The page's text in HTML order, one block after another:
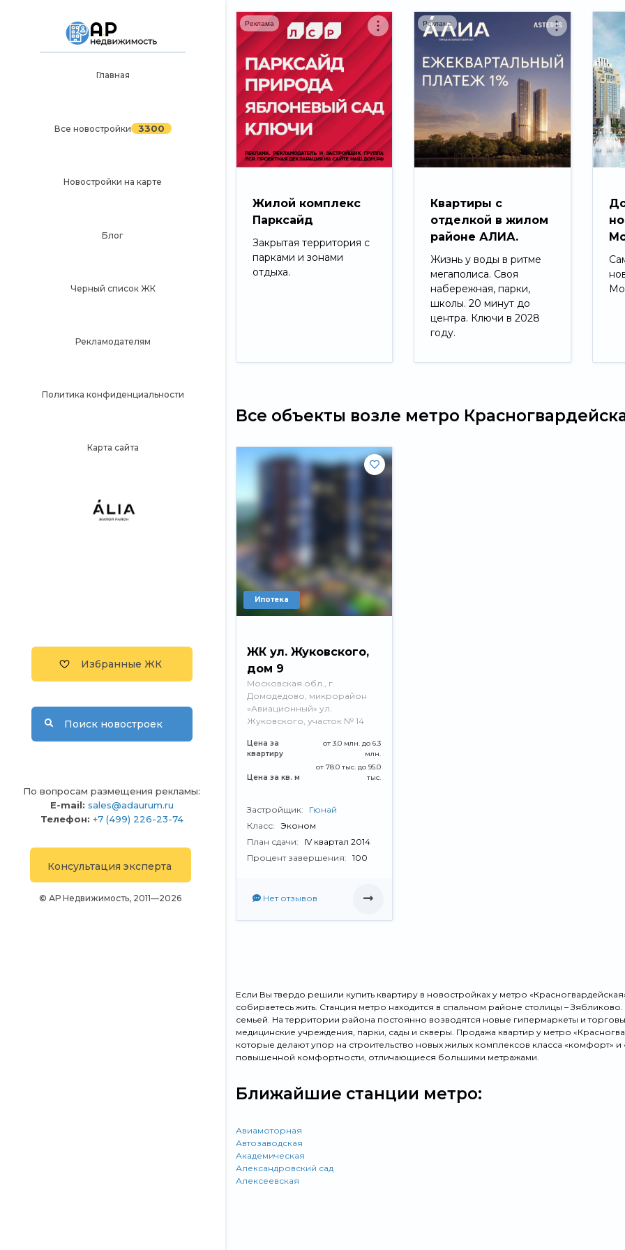
Главная
Все новостройки 3300
Новостройки на карте
Блог
Черный список ЖК
Рекламодателям
Политика конфиденциальности
Карта сайта
Избранные ЖК
Поиск новостроек
По вопросам размещения рекламы:
E-mail: sales@adaurum.ru
Телефон: +7 (499) 226-23-74
Консультация эксперта
© АР Недвижимость, 2011—2026
Жилой комплекс
Парксайд
Закрытая территория с
парками и зонами
отдыха.
Реклама
Квартиры с
отделкой в жилом
районе АЛИА.
Жизнь у воды в ритме
мегаполиса. Своя
набережная, парки,
школы. 20 минут до
центра. Ключи в 2028
году.
Реклама
Все объекты возле метро
Ипотека
ЖК ул. Жуковского,
дом 9
Московская обл., г.
Домодедово, микрорайон
«Авиационный» ул.
Жуковского, участок № 14
Цена за
квартиру
от 3.0 млн. до 6.3
млн.
Цена за кв. м
от 78.0 тыс. до 95.0
тыс.
Застройщик:
Гюнай
Класс: Эконом
План сдачи:
IV квартал 2014
Процент завершения: 100
Нет отзывов
Если Вы твердо решили купить квартиру в новостройках у метро
собираетесь жить. Станция метро находится в спальном районе столицы –
семьей. На территории района постоянно возводятся новые гипермаркеты и
медицинские учреждения, парки, сады и скверы. Продажа квартир у метро
которые делают упор на строительство новых жилых комплексов класса «комфорт»
повышенной комфортности, отличающиеся большими метражами.
Ближайшие станции метро:
Авиамоторная
Автозаводская
Академическая
Александровский сад
Алексеевская